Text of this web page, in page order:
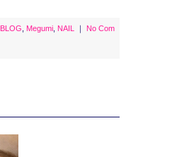
BLOG Megumi NAIL ｜ No Com